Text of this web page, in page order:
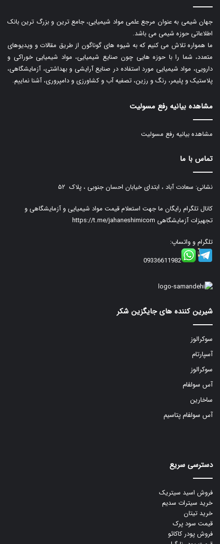
جهان شیمی به عنوان مرجع علمی مواد شیمیایی، جامع ترین و بزرگ ترین بانک
اطلاعاتی حوزه شیمی می باشد.
ما همواره تلاش می کنیم که به شیوه های گوناگون از طریق مقالات و ویدیوهای
متعدد، شما را با حوزه هایی چون صنایع شیمیایی، مواد شیمیایی خوراکی و
دارویی، مواد شیمیایی مورد استفاده در صنایع آرایشی و بهداشتی، آزمایشگاهی،
پلاستیک و پلیمر، رنگ و رزین، تصفیه آب و کشاورزی و دامپروری، آشنا نماییم.
مشاهده بیانیه رفع مسولیت
مشاهده بیانیه رفع مسولیت
تماس با ما
نشانی: سعادت آباد ، ابتدای خیابان احسان جنوبی ، پلاک ۵۲
کانال تلگرام رایگان ما جهت استعلام قیمت مواد شیمیایی و آزمایشگاهی و
تجهیزات آزمایشگاهی https://t.me/jahaneshimicom
تلگرام و واتساپ:
09336611982
شیرین کننده های جایگزین شکر
سوکرالوز
آسپارتام
سوکرالوز
آس سولفام
ساخارین
آس سولفام پتاسیم
دسترسی سریع
فروش اسید سیتریک
خرید سیترات سدیم
خرید تیتان
قیمت سود پرک
فروش پودر کاکائو